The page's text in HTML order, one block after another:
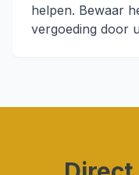
helpen. Bewaar
vergoeding door